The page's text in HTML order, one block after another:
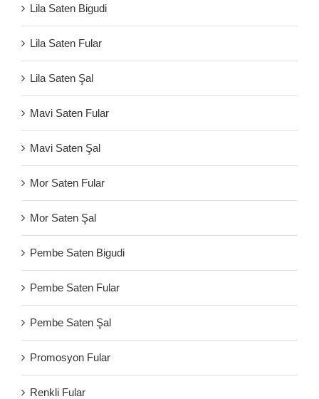
Lila Saten Bigudi
Lila Saten Fular
Lila Saten Şal
Mavi Saten Fular
Mavi Saten Şal
Mor Saten Fular
Mor Saten Şal
Pembe Saten Bigudi
Pembe Saten Fular
Pembe Saten Şal
Promosyon Fular
Renkli Fular